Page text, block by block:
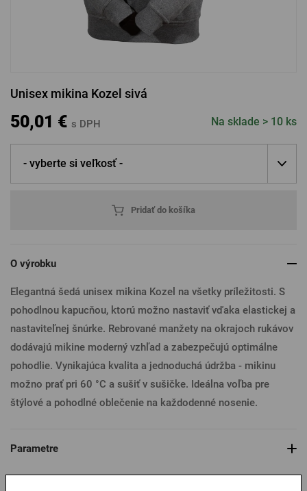
PRIHLÁSENIE CEZ SEZNAM
Unisex mikina Kozel sivá
50,01 € s DPH Na sklade > 10 ks
- vyberte si veľkosť -
Pridať do košíka
O výrobku
Elegantná šedá unisex mikina Kozel na všetky príležitosti. S
pohodlnou kapucňou, ktorú možno nastaviť vďaka elastickej a
nastaviteľnej šnúrke. Rebrované manžety na okrajoch rukávov
dodávajú mikine moderný vzhľad a zabezpečujú optimálne
pohodlie. Vynikajúca kvalita a jednoduchá údržba - mikinu
možno prať pri 60 °C a sušiť v sušičke. Ideálna voľba pre
štýlové a pohodlné oblečenie na každodenné nosenie.
Parametre